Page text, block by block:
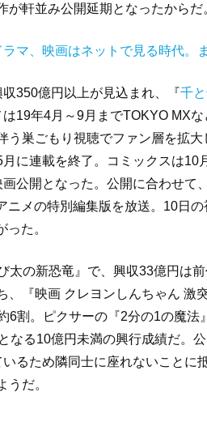
軒並み公開延期となったからだ
マ、映画はネットで見る時代。
350億円以上が見込まれ、『千
19年4月～9月までTOKYO MX
巣ごもり視聴でファン層を拡
に連載を終了。コミックスは10
公開となった。公開に合わせて
メの特別編集版を放送。10日
た。
の新恐竜』で、興収33億円は前
『映画 クレヨンしんちゃん 激
6割。ピクサーの『2分の1の魔法
なる10億円未満の興行成績だ。
るため隣同士に座れないことに
うだ。